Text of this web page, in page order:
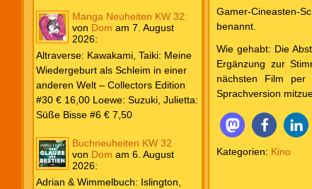
#31 € 5,99 Spider-Man 2025 #9
Angriff der Aliens € 7,99
Drache: Schröer, Anne: Der letzte
Kreis PB #2 Erwachen € 18,00
Dragonblood Academy HC #2 …to
kill a Monster € 25,00 Heyne: Bähr,
Emily: Tainted Vows – Gods of New
Olympia PB € 17,00 Kim, Sophie:
Fate’s Thread-Reihe PB #2 Der Gott
und der Geist € 17,00 Vonnegut,
Kurt: Katzenwiege PB € 17,00
Corey, James: The Captive’s War
HC #2 Der Glaube der Bestien €
Manga Neuheiten KW 32:
von Dom am 7. August
2026:
Altraverse: Kawakami, Taiki: Meine
Wiedergeburt als Schleim in einer
anderen Welt – Collectors Edition
#30 € 16,00 Loewe: Suzuki, Julietta:
Süße Bisse #6 € 7,50
Buchneuheiten KW 32
von Dom am 6. August
2026:
Adrian & Wimmelbuch: Islington,
Gamer-Cineasten-
benannt.
Wie gehabt: Die
Ergänzung zur
nächsten Film per
Sprachversion
Kategorien: Kino